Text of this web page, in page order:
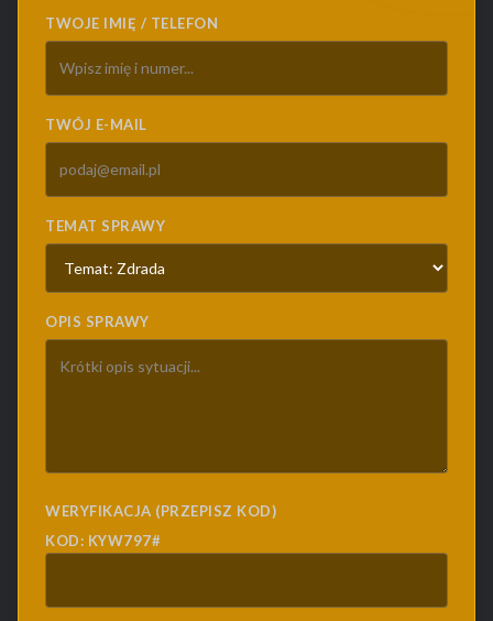
TWOJE IMIĘ / TELEFON
TWÓJ E-MAIL
TEMAT SPRAWY
OPIS SPRAWY
WERYFIKACJA (PRZEPISZ KOD)
KOD: KYW797#